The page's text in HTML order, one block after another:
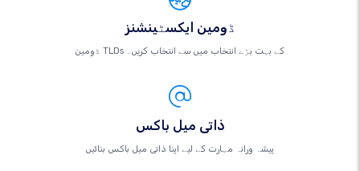
ڈومین ایکسٹینشنز
ڈومین TLDs کے بہت بڑے انتخاب میں سے انتخاب کریں۔
ذاتی میل باکس
پیشہ ورانہ مہارت کے لیے اپنا ذاتی میل باکس بنائیں